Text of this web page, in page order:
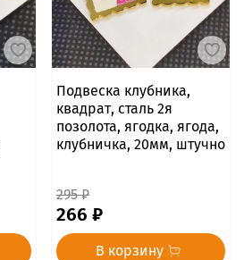
Подвеска клубника,
квадрат, сталь 2я
позолота, ягодка, ягода,
клубничка, 20мм, штучно
295 ₽
266 ₽
В корзину